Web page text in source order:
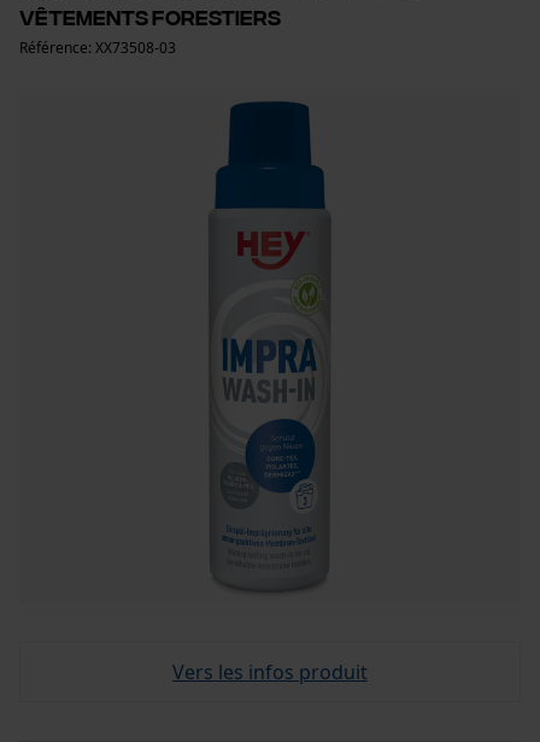
vêtements forestiers
Référence: XX73508-03
Vers les infos produit